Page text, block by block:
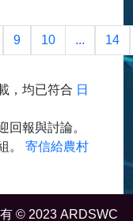
9 10 ... 14
，均已符合 日
回報與討論。
。 寄信給農村
© 2023 ARDSWC